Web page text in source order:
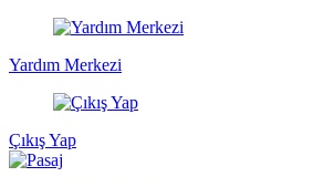
Yardım Merkezi
Çıkış Yap